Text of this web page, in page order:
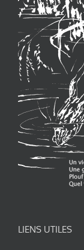
LIENS UTILES